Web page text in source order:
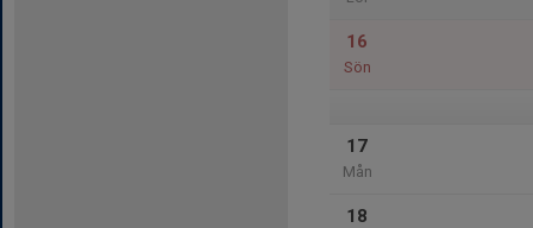
16
Sön
17
Mån
18